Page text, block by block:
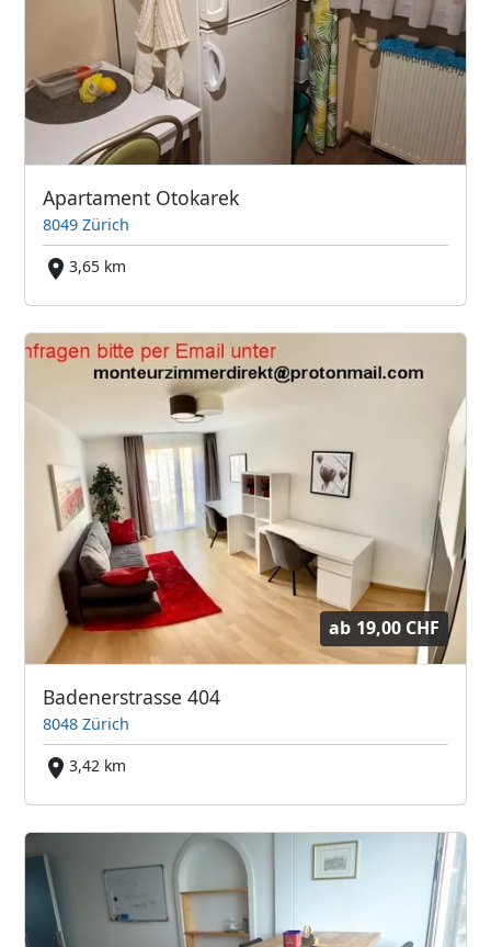
Apartament Otokarek
8049 Zürich
3,65 km
ab 19,00 CHF
Badenerstrasse 404
8048 Zürich
3,42 km